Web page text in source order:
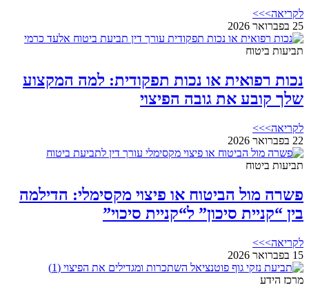
לקריאה>>>
25 בפברואר 2026
תביעות ביטוח
נכות רפואית או נכות תפקודית: למה המקצוע
שלך קובע את גובה הפיצוי
לקריאה>>>
22 בפברואר 2026
תביעות ביטוח
פשרה מול הביטוח או פיצוי מקסימלי: הדילמה
בין “קניית סיכון” ל“קניית סיכוי”
לקריאה>>>
15 בפברואר 2026
מרכז הידע